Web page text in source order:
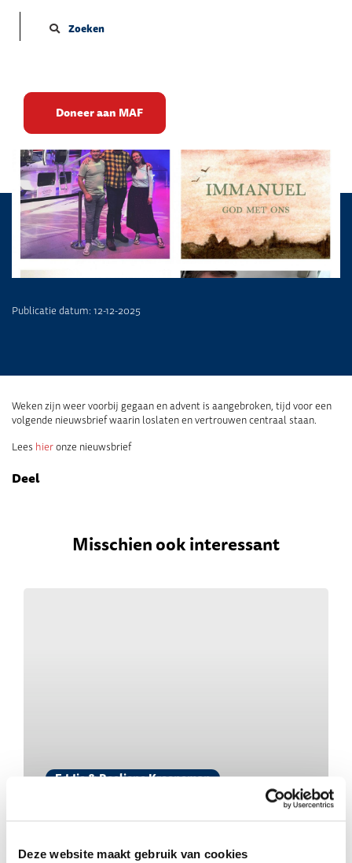
Deze website maakt gebruik van cookies
Zoeken
Doneer aan MAF
Loslaten en vertrouwen
Publicatie datum: 12-12-2025
Weken zijn weer voorbij gegaan en advent is aangebroken, tijd voor een
volgende nieuwsbrief waarin loslaten en vertrouwen centraal staan.
Lees hieronze nieuwsbrief
Deel
Misschien ook interessant
Eddie & Roeliene Krooneman
Tot ziens Engeland, hallo… Guinee?